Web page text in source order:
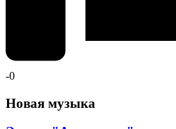
-0
Новая музыка